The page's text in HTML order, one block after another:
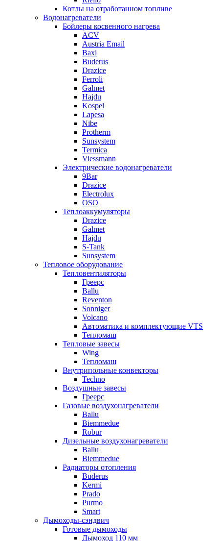
Котлы на отработанном топливе
Водонагреватели
Бойлеры косвенного нагрева
ACV
Austria Email
Baxi
Buderus
Drazice
Ferroli
Galmet
Hajdu
Kospel
Lapesa
Nibe
Protherm
Sunsystem
Termica
Viessmann
Электрические водонагреватели
9Bar
Drazice
Electrolux
OSO
Теплоаккумуляторы
Drazice
Galmet
Hajdu
S-Tank
Sunsystem
Тепловое оборудование
Тепловентиляторы
Греерс
Ballu
Reventon
Sonniger
Volcano
Автоматика и комплектующие VTS
Тепломаш
Тепловые завесы
Wing
Тепломаш
Внутрипольные конвекторы
Techno
Воздушные завесы
Греерс
Газовые воздухонагреватели
Ballu
Biemmedue
Robur
Дизельные воздухонагреватели
Ballu
Biemmedue
Радиаторы отопления
Buderus
Kermi
Prado
Purmo
Smart
Дымоходы-сэндвич
Готовые дымоходы
Дымоход 110 мм